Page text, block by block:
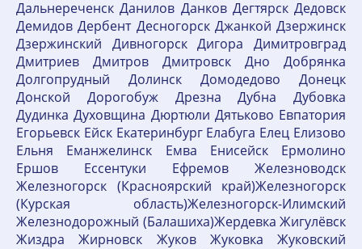
Дальнереченск Данилов Данков Дегтярск Дедовск
Демидов Дербент Десногорск Джанкой Дзержинск
Дзержинский Дивногорск Дигора Димитровград
Дмитриев Дмитров Дмитровск Дно Добрянка
Долгопрудный Долинск Домодедово Донецк
Донской Дорогобуж Дрезна Дубна Дубовка
Дудинка Духовщина Дюртюли Дятьково Евпатория
Егорьевск Ейск Екатеринбург Елабуга Елец Елизово
Ельня Еманжелинск Емва Енисейск Ермолино
Ершов Ессентуки Ефремов Железноводск
Железногорск (Красноярский край)Железногорск
(Курская область)Железногорск-Илимский
Железнодорожный (Балашиха)Жердевка Жигулёвск
Жиздра Жирновск Жуков Жуковка Жуковский